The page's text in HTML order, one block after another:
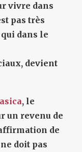
vivre dans
pas très
dans le
devient
, le
un revenu de
de
doit pas